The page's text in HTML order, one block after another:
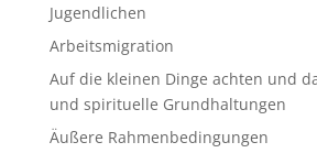
Jugendlichen
Arbeitsmigration
Auf die kleinen Dinge achten und
und spirituelle Grundhaltungen
Äußere Rahmenbedingungen